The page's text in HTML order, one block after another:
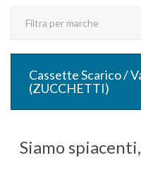
Filtra per marche
Cassette Scarico /
(ZUCCHETTI)
Siamo